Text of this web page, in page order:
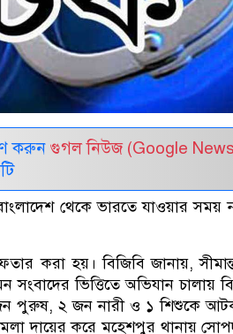
করুন গুগল নিউজ (Google
থেকে ভারতে যাওয়ার সময়
করা হয়। বিজিবি জানায়,
সংবাদের ভিত্তিতে অভিযান চালায়
জন পুরুষ, ২ জন নারী ও ১ শিশুকে
দায়ের করে মহেশপুর থানায়